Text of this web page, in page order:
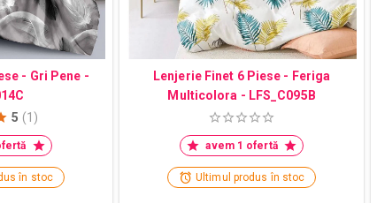
- Gri Pene -
5 (1)
în stoc
Lenjerie Finet 6 Piese - Feriga
Multicolora - LFS_C095B
avem 1 ofertă
Ultimul produs în stoc